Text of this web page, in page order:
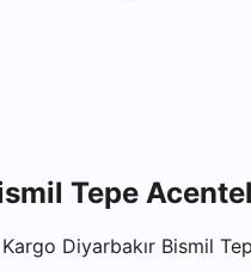
Tepe
Diyarbakır Bismil